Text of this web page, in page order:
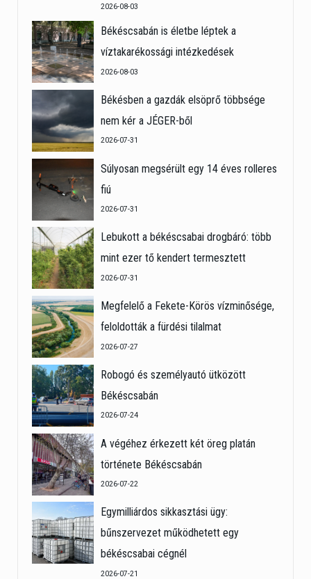
2026-08-03
Békéscsabán is életbe léptek a
víztakarékossági intézkedések
2026-08-03
Békésben a gazdák elsöprő többsége
nem kér a JÉGER-ből
2026-07-31
Súlyosan megsérült egy 14 éves rolleres
fiú
2026-07-31
Lebukott a békéscsabai drogbáró: több
mint ezer tő kendert termesztett
2026-07-31
Megfelelő a Fekete-Körös vízminősége,
feloldották a fürdési tilalmat
2026-07-27
Robogó és személyautó ütközött
Békéscsabán
2026-07-24
A végéhez érkezett két öreg platán
története Békéscsabán
2026-07-22
Egymilliárdos sikkasztási ügy:
bűnszervezet működhetett egy
békéscsabai cégnél
2026-07-21